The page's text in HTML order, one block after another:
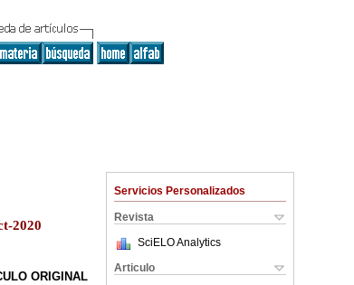
Servicios Personalizados
Revista
SciELO Analytics
Articulo
2020
ORIGINAL